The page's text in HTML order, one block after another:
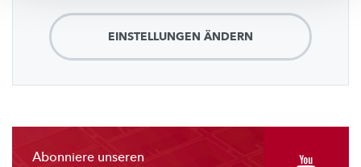
EINSTELLUNGEN ÄNDERN
Abonniere unseren